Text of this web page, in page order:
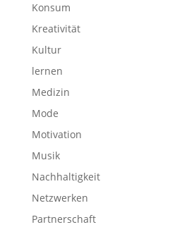
Konsum
Kreativität
Kultur
lernen
Medizin
Mode
Motivation
Musik
Nachhaltigkeit
Netzwerken
Partnerschaft